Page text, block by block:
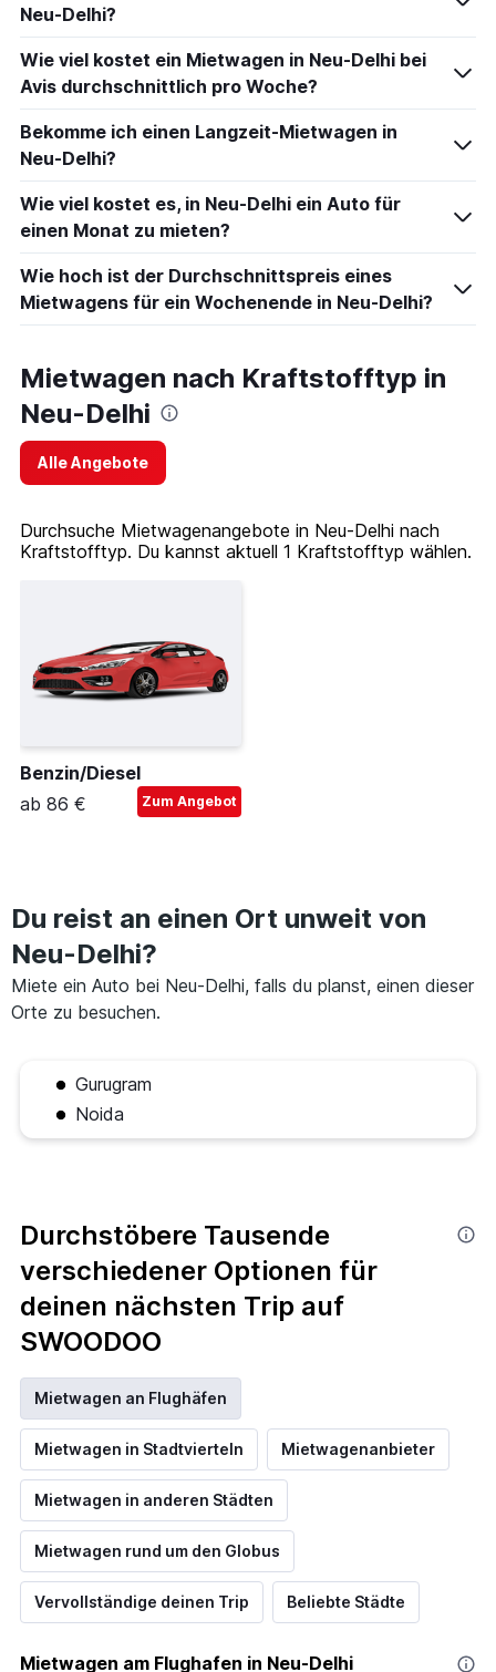
Neu-Delhi?
Wie viel kostet ein Mietwagen in Neu-Delhi bei
Avis durchschnittlich pro Woche?
Bekomme ich einen Langzeit-Mietwagen in
Neu-Delhi?
Wie viel kostet es, in Neu-Delhi ein Auto für
einen Monat zu mieten?
Wie hoch ist der Durchschnittspreis eines
Mietwagens für ein Wochenende in Neu-Delhi?
Mietwagen nach Kraftstofftyp in
Neu-Delhi
Alle Angebote
Durchsuche Mietwagenangebote in Neu-Delhi nach
Kraftstofftyp. Du kannst aktuell 1 Kraftstofftyp wählen.
Benzin/Diesel
ab 86 €
Zum Angebot
Du reist an einen Ort unweit von
Neu-Delhi?
Miete ein Auto bei Neu-Delhi, falls du planst, einen dieser
Orte zu besuchen.
Gurugram
Noida
Durchstöbere Tausende
verschiedener Optionen für
deinen nächsten Trip auf
SWOODOO
Mietwagen an Flughäfen
Mietwagen in Stadtvierteln Mietwagenanbieter
Mietwagen in anderen Städten
Mietwagen rund um den Globus
Vervollständige deinen Trip Beliebte Städte
Mietwagen am Flughafen in Neu-Delhi